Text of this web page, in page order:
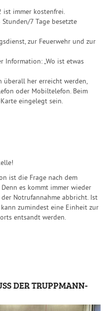
ist immer kostenfrei.
7 Tage besetzte
zur Feuerwehr und zur
Information: „Wo ist etwas
überall her erreicht werden,
oder Mobiltelefon. Beim
eingelegt sein.
ist die Frage nach dem
es kommt immer wieder
Notrufannahme abbricht. Ist
kann zumindest eine Einheit zur
entsandt werden.
DER TRUPPMANN-